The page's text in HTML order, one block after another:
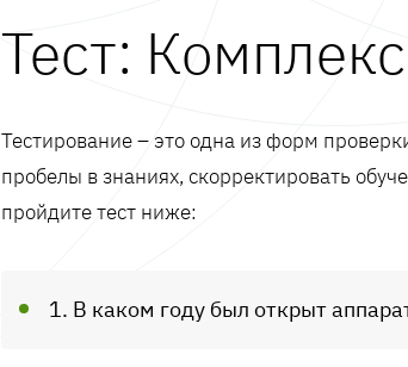
Тест:
Тестирование – это одна из форм
пробелы в знаниях, скорректировать
пройдите тест ниже:
1. В каком году был открыт